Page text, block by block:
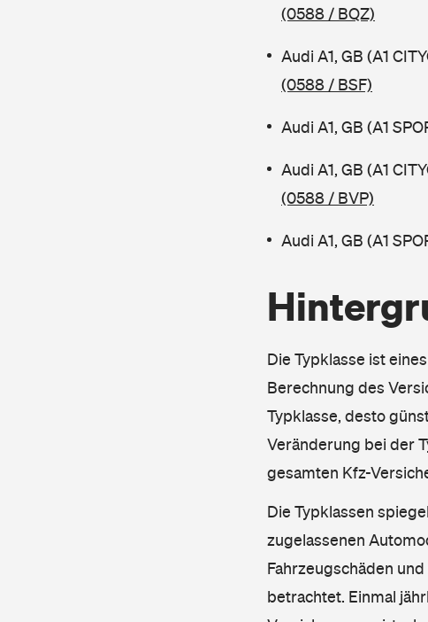
(0588 / BQZ)
Audi A1, GB (A1
(0588 / BSF)
Audi A1, GB (A1
Audi A1, GB (A1
(0588 / BVP)
Audi A1, GB (A1
Die Typklasse ist
Berechnung des
Typklasse, desto
Veränderung bei der
gesamten Kfz-
Die Typklassen
zugelassenen
Fahrzeugschäden
betrachtet. Einmal